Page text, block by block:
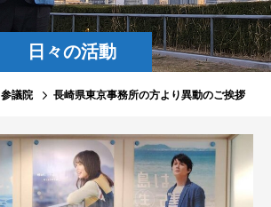
日々の活動
参議院 長崎県東京事務所の方より異動のご挨拶